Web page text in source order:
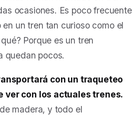
ocasiones. Es poco frecuente
un tren tan curioso como el
Porque es un tren
quedan pocos.
con un traqueteo
ver con los actuales trenes.
madera, y todo el